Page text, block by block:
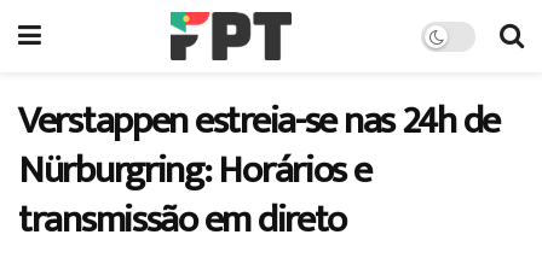
Verstappen estreia-se nas 24h de
Nürburgring: Horários e
transmissão em direto